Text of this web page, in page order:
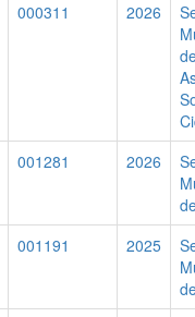
000311 2026
001281 2026
001191 2025